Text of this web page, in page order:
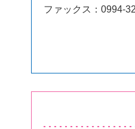
ファックス：0994-